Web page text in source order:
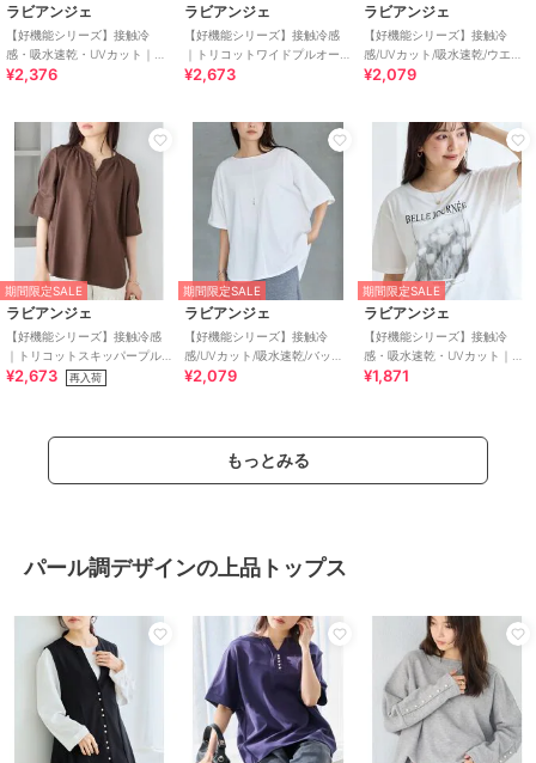
ラビアンジェ
【好機能シリーズ】接触冷
感・吸水速乾・UVカット｜切
替ワイドドルマンプルオーバ
¥2,376
ラビアンジェ
【好機能シリーズ】接触冷感
｜トリコットワイドプルオー
バー｜盛夏も涼しく上品に/洗
¥2,673
ラビアンジェ
【好機能シリーズ】接触冷
感/UVカット/吸水速乾/ウエス
トタックプルオーバー｜美シ
¥2,079
期間限定SALE
ラビアンジェ
【好機能シリーズ】接触冷感
｜トリコットスキッパープル
オーバー｜オフィスカジュア
¥2,673 再入荷
期間限定SALE
ラビアンジェ
【好機能シリーズ】接触冷
感/UVカット/吸水速乾/バック
タックプルオーバー｜キレイ
¥2,079
期間限定SALE
ラビアンジェ
【好機能シリーズ】接触冷
感・吸水速乾・UVカット｜フ
ォトプリントTシャツ
¥1,871
もっとみる
パール調デザインの上品トップス